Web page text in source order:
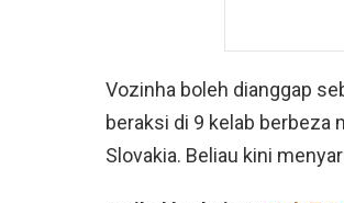
Vozinha boleh dianggap
beraksi di 9 kelab berbeza
Slovakia. Beliau kini